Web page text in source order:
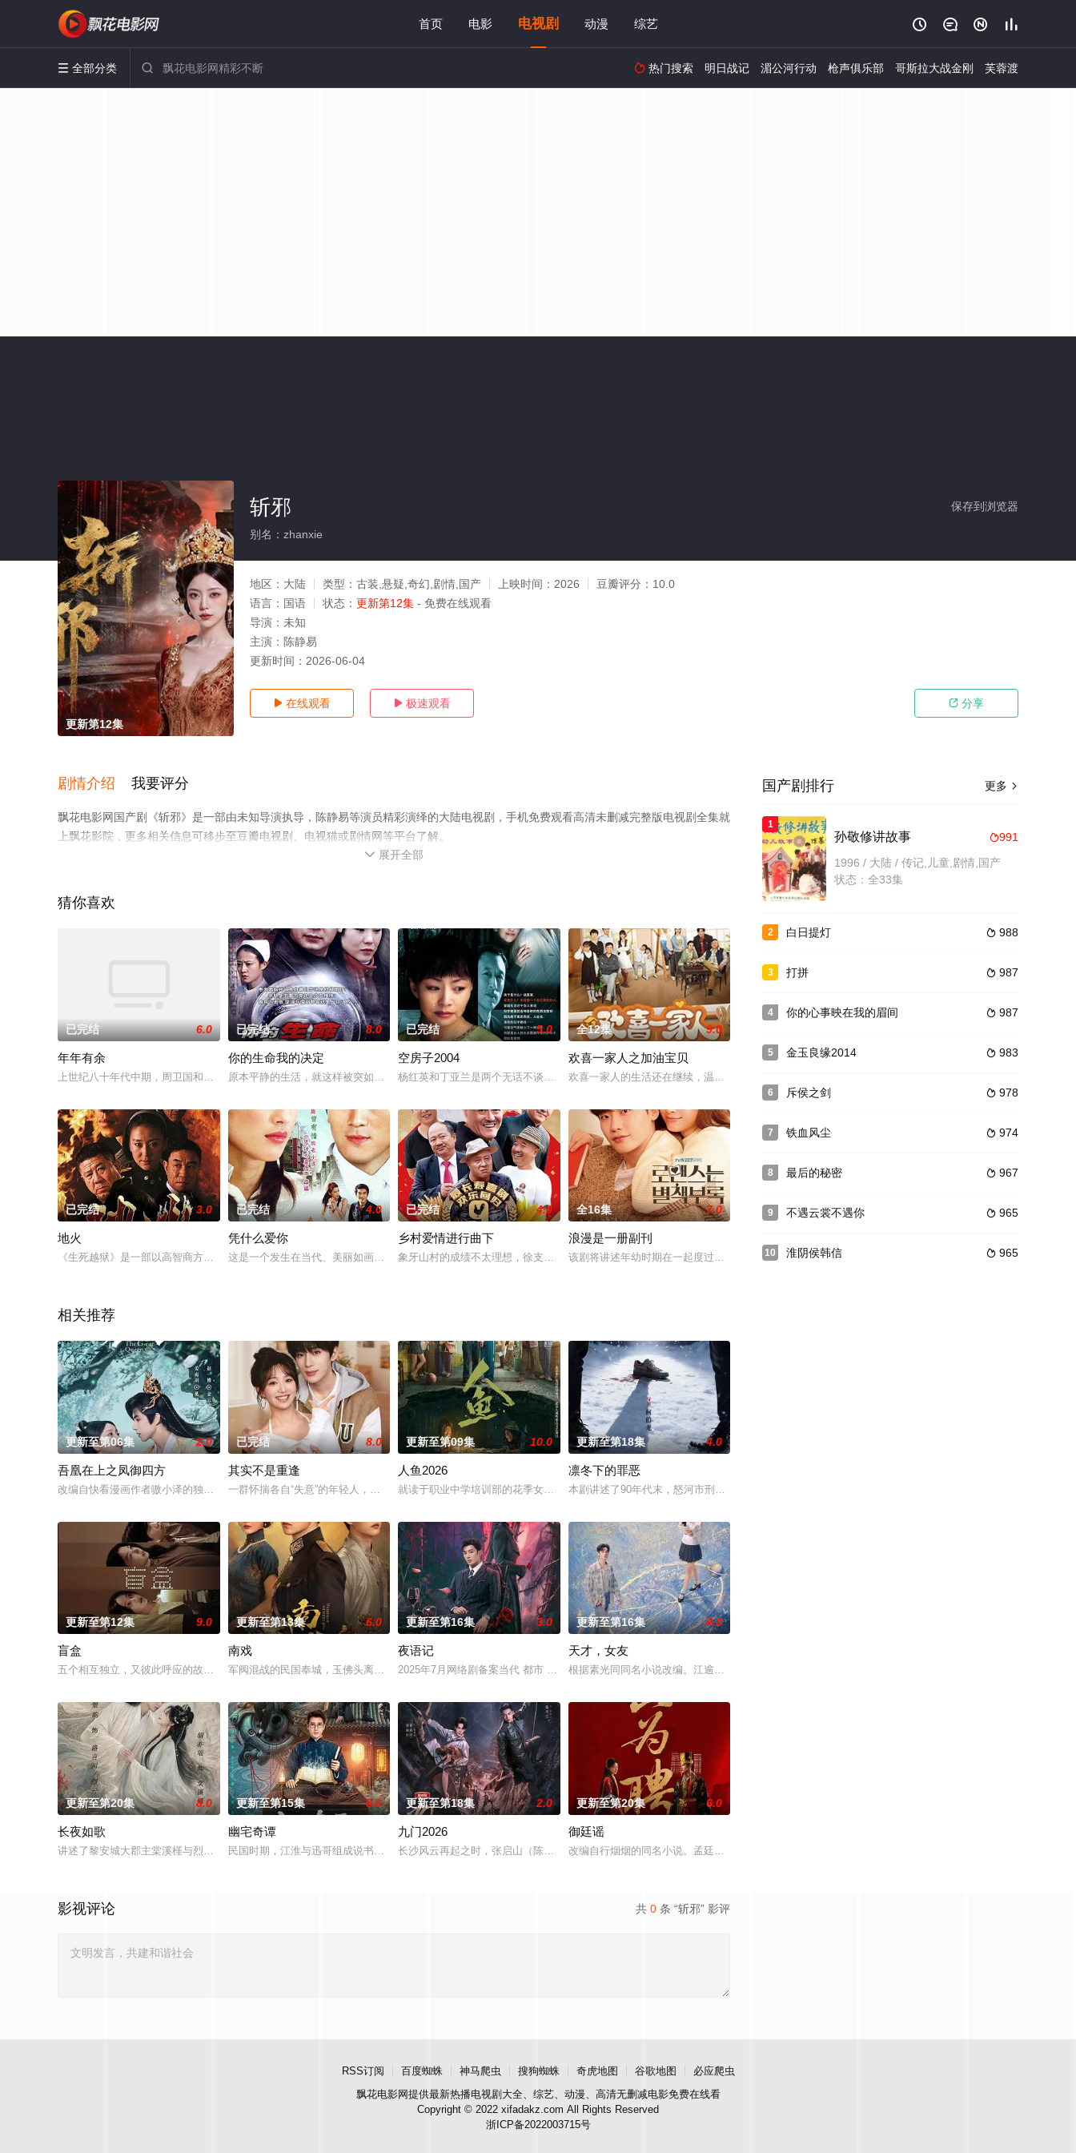
首页 电影 电视剧 动漫 综艺    
 全部分类   热门搜索 明日战记 湄公河行动 枪声俱乐部 哥斯拉大战金刚 芙蓉渡
更新第12集
保存到浏览器
斩邪
别名：zhanxie
地区： 大陆 类型： 古装,悬疑,奇幻,剧情,国产 上映时间： 2026 豆瓣评分： 10.0
语言： 国语 状态： 更新第12集 - 免费在线观看
导演： 未知
主演： 陈静易
更新时间： 2026-06-04
 在线观看  极速观看  分享
剧情介绍 我要评分
飘花电影网国产剧《斩邪》是一部由未知导演执导，陈静易等演员精彩演绎的大陆电视剧，手机免费观看高清未删减完整版电视剧全集就
上飘花影院，更多相关信息可移步至豆瓣电视剧、电视猫或剧情网等平台了解。
。
 展开全部
猜你喜欢
已完结 6.0
年年有余
上世纪八十年代中期，周卫国和老婆冯雪梅开了个街边小餐馆，成为当年为数不多的万元户。但表面风光的周家也有不被外人所知的烦恼。周卫国是
已完结 8.0
你的生命我的决定
原本平静的生活，就这样被突如其来的灾难所打破。因未婚妻遭人强暴，愤怒的男人张二力寻仇杀人，不得不夺路而逃。他的孪生哥哥张大力是一名
已完结 5.0
空房子2004
杨红英和丁亚兰是两个无话不谈的亲密好友，杨是某国营公司工会干部，性格能干爽直，丁亚兰自己经营一家美发店，性情柔和。杨的丈夫刘永明多
全12集 9.0
欢喜一家人之加油宝贝
欢喜一家人的生活还在继续，温馨中也充满了爆笑和成长。这一季中，家人们齐出力，帮何颜盘下咖啡店，并
已完结 3.0
地火
《生死越狱》是一部以高智商方式展现越狱情节的电视剧，导演陈建一贯擅长军旅、谍战剧的拍摄，此次在《生死越狱》中依旧会带给观众一个环环
已完结 4.0
凭什么爱你
这是一个发生在当代、美丽如画的海滨城市——望海市的一个精彩故事。 望海市马氏集团董事长马昊天的儿子——马氏集团所属化妆品公司总经理
已完结 4.0
乡村爱情进行曲下
象牙山村的成绩不太理想，徐支书很头疼。村民得知香秀和马忠经常吵架以为马忠欺负香秀了，受过长贵恩惠的徐支书听闻此事，带着村民找马忠评
全16集 7.0
浪漫是一册副刊
该剧将讲述年幼时期在一起度过的二人经历过时间的洗练渐渐从对方身上感受到爱情的故事，将以出版社为背
相关推荐
更新至第06集 2.0
吾凰在上之凤御四方
改编自快看漫画作者嗷小泽的独家连载漫画《吾凰在上》。现代少女奚圆（姜贞羽 饰）因意外踏入玄机界，继而卷入虎云国内乱的漩涡，身陷重重
已完结 8.0
其实不是重逢
一群怀揣各自“失意”的年轻人，在沿海小城南安相遇相知，他们决心各展所长创办旅行社。他们以当地的特色人文与美食为引，用真诚与创意打动
更新至第09集 10.0
人鱼2026
就读于职业中学培训部的花季女生苏琳（黄杨钿甜 饰），虽自小被父母忽视，在艰苦环境中长大，但她始终刻苦学习，憧憬未来。为此，苏琳苦练
更新至第18集 4.0
凛冬下的罪恶
本剧讲述了90年代末，怒河市刑侦支队在无普及监控、无DNA鉴定技术的支持下，通过摸排、勘查等传统刑侦
更新至第12集 9.0
盲盒
五个相互独立，又彼此呼应的故事——用一场精心策划的“夏令营”完成复仇的受害者；临终前与遗憾和解的“无用之人”；共享同一具躯体的人格
更新至第13集 6.0
南戏
军阀混战的民国奉城，玉佛头离奇失窃，戏班主横尸戏台，将冷血少帅许又安与昆曲名伶荣筱楠推向不死不休的对立绝境。而他们不知，对方正是自
更新至第16集 3.0
夜语记
2025年7月网络剧备案当代 都市 海南越酷文化传媒有限公司
更新至第16集 4.0
天才，女友
根据素光同同名小说改编。江逾白长大以后，林知夏忽然对他说：“江逾白，我喜欢你，哲学和生物学意义上的
更新至第20集 8.0
长夜如歌
讲述了黎安城大郡主棠溪槿与烈云峥之间曲折动人的情感，以及他们在复杂局势中坚守初心、勇敢面对困难的爱情故事。通过剧中主人公在成长的道
更新至第15集 9.0
幽宅奇谭
民国时期，江淮与迅哥组成说书班子，偶遇“白天人住屋，晚上鬼占房”的阴阳宅，江淮被掳走配“阴婚”。他与女探长穆英搭档，侦破阎王娶亲、
更新至第18集 2.0
九门2026
长沙风云再起之时，张启山（陈伟霆 饰）与吴老狗（曾舜晞 饰）强强联手，携手霍仙姑（陈瑶 饰）与九门诸人共赴冒险奇局。一桩401部队
更新至第20集 6.0
御廷谣
改编自行烟烟的同名小说。孟廷辉，大平王朝有史以来个以女子进士科三元及第入翰林院的奇女子。十年前的
共 0 条 “斩邪” 影评
影视评论
更多 
国产剧排行
1
991
孙敬修讲故事
1996 / 大陆 / 传记,儿童,剧情,国产
状态：全33集
2  988
白日提灯
3  987
打拼
4  987
你的心事映在我的眉间
5  983
金玉良缘2014
6  978
斥侯之剑
7  974
铁血风尘
8  967
最后的秘密
9  965
不遇云裳不遇你
10  965
淮阴侯韩信
RSS订阅 百度蜘蛛 神马爬虫 搜狗蜘蛛 奇虎地图 谷歌地图
必应爬虫
飘花电影网提供最新热播电视剧大全、综艺、动漫、高清无删减电影免费在线看
Copyright © 2022 xifadakz.com All Rights Reserved
浙ICP备2022003715号